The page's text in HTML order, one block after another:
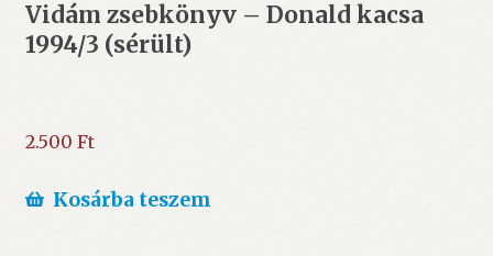
Vidám zsebkönyv – Donald kacsa
1994/3 (sérült)
2.500 Ft
Kosárba teszem